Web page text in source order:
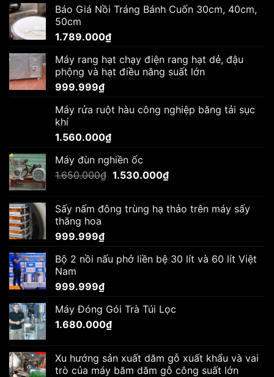
Báo Giá Nồi Tráng Bánh Cuốn 30cm, 40cm,
50cm
1.789.000₫
Máy rang hạt chạy điện rang hạt dẻ, đậu
phộng và hạt điều năng suất lớn
999.999₫
Máy rửa ruột hàu công nghiệp băng tải sục
khí
1.560.000₫
Máy đùn nghiền ốc
1.650.000₫ Giá
1.650.000₫.
1.530.000₫Giá
là:
Sấy nấm đông trùng hạ thảo trên máy sấy
thăng hoa
999.999₫
Bộ 2 nồi nấu phở liền bệ 30 lít và 60 lít Việt
Nam
999.999₫
Máy Đóng Gói Trà Túi Lọc
1.680.000₫
Xu hướng sản xuất dăm gỗ xuất khẩu và vai
trò của máy băm dăm gỗ công suất lớn